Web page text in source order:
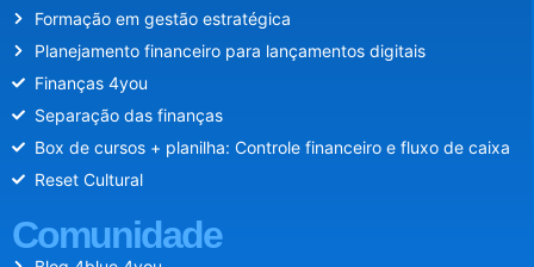
Formação em gestão estratégica
Planejamento financeiro para lançamentos digitais
Finanças 4you
Separação das finanças
Box de cursos + planilha: Controle financeiro e fluxo de caixa
Reset Cultural
Comunidade